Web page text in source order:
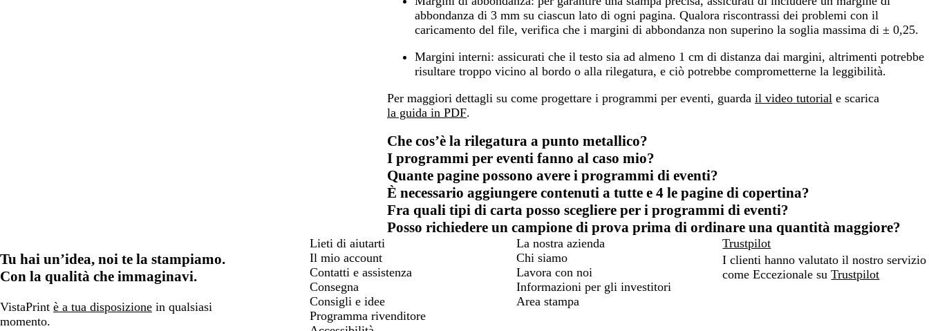
abbondanza di 3 mm su ciascun lato di ogni pagina. Qualora riscontrassi dei problemi con il
caricamento del file, verifica che i margini di abbondanza non superino la soglia massima di ± 0,25.
Margini interni: assicurati che il testo sia ad almeno 1 cm di distanza dai margini, altrimenti potrebbe
risultare troppo vicino al bordo o alla rilegatura, e ciò potrebbe comprometterne la leggibilità.
Per maggiori dettagli su come progettare i programmi per eventi, guarda il video tutorial e scarica
la guida in PDF.
Che cos’è la rilegatura a punto metallico?
I programmi per eventi fanno al caso mio?
Quante pagine possono avere i programmi di eventi?
È necessario aggiungere contenuti a tutte e 4 le pagine di copertina?
Fra quali tipi di carta posso scegliere per i programmi di eventi?
Posso richiedere un campione di prova prima di ordinare una quantità maggiore?
Tu hai un’idea, noi te la stampiamo.
Con la qualità che immaginavi.
VistaPrint è a tua disposizione in qualsiasi
momento.
Lieti di aiutarti
Il mio account
Contatti e assistenza
Consegna
Consigli e idee
Programma rivenditore
La nostra azienda
Chi siamo
Lavora con noi
Informazioni per gli investitori
Area stampa
Trustpilot
I clienti hanno valutato il nostro servizio
come Eccezionale suTrustpilot